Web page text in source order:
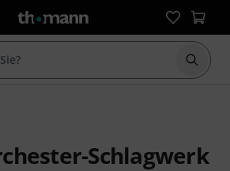
Suche
Schlagwerk